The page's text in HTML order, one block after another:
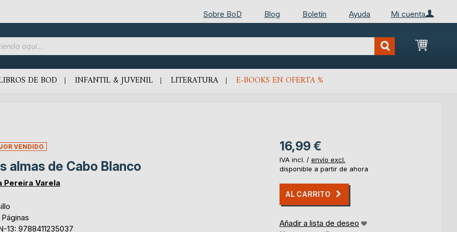
Mi cuenta
Sobre BoD Blog Boletín Ayuda
Mi
DE BOD INFANTIL & JUVENIL LITERATURA E-BOOKS EN OFERTA %
VENDIDO
almas de Cabo Blanco
Pereira Varela
13: 9788411235037
16,99 €
IVA incl. / envío excl.
disponible a partir de ahora
AL CARRITO
Añadir a lista de deseo